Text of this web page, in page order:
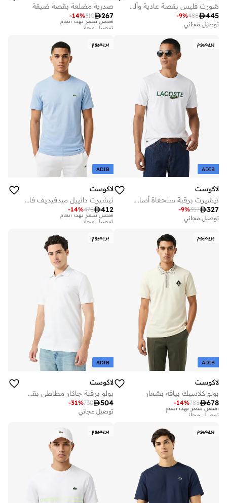
شورت فليس بقصة عادية وألوان متباينة
445
488
-9%
توصيل مجاني
صدرية مضلعة بقصة ضيقة
267
310
-14%
أفضل سعر لهذا العام
توصيل مجاني
بريميوم
ADIB
لاكوست
تيشيرت برقبة سلحفاة أساسي
327
357
-9%
توصيل مجاني
بريميوم
ADIB
لاكوست
تيشيرت دانييل ميدفيديف فائق الجفاف
412
478
-14%
أفضل سعر لهذا العام
توصيل مجاني
بريميوم
ADIB
لاكوست
بولو كلاسيك بياقة بشعار
678
788
-14%
أفضل سعر لهذا العام
توصيل مجاني
بريميوم
ADIB
لاكوست
بولو برقبة جاكار مطاطي بقصة ضيقة
504
730
-31%
توصيل مجاني
بريميوم بريميوم